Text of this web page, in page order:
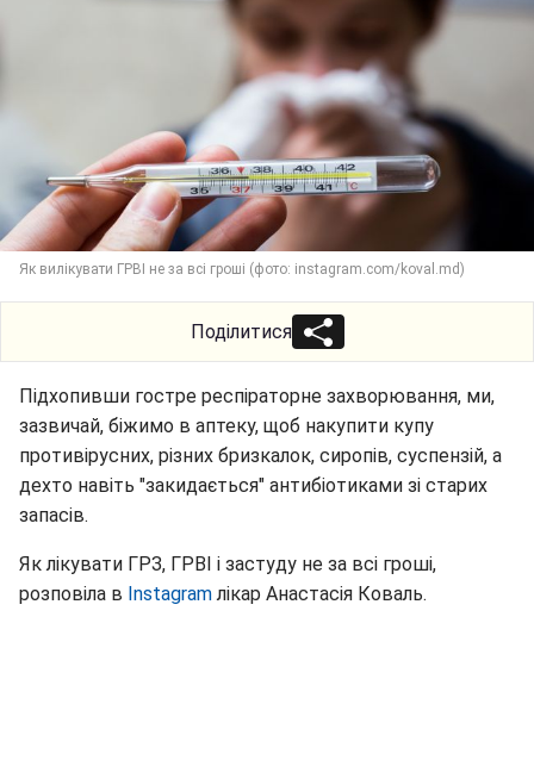
Як вилікувати ГРВІ не за всі гроші (фото: instagram.com/koval.md)
Поділитися
Підхопивши гостре респіраторне захворювання, ми,
зазвичай, біжимо в аптеку, щоб накупити купу
противірусних, різних бризкалок, сиропів, суспензій, а
дехто навіть "закидається" антибіотиками зі старих
запасів.
Як лікувати ГРЗ, ГРВІ і застуду не за всі гроші,
розповіла в Instagramлікар Анастасія Коваль.